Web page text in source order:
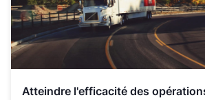
Atteindre l'efficacité des